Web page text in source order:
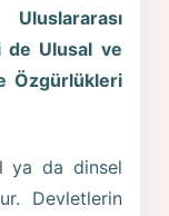
de Ulusal ve
Özgürlükleri
ya da dinsel
Devletlerin